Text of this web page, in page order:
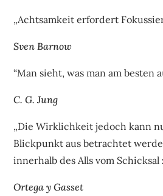
„Achtsamkeit erfordert
Sven Barnow
“Man sieht, was man am besten
C. G. Jung
„Die Wirklichkeit jedoch kann
Blickpunkt aus betrachtet
innerhalb des Alls vom Schicksal
Ortega y Gasset